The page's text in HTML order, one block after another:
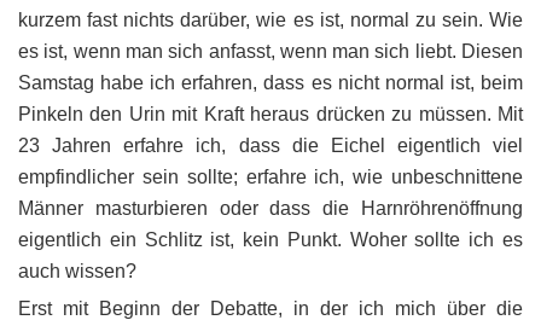
kurzem fast nichts darüber, wie es ist, normal zu sein. Wie
es ist, wenn man sich anfasst, wenn man sich liebt. Diesen
Samstag habe ich erfahren, dass es nicht normal ist, beim
Pinkeln den Urin mit Kraft heraus drücken zu müssen. Mit
23 Jahren erfahre ich, dass die Eichel eigentlich viel
empfindlicher sein sollte; erfahre ich, wie unbeschnittene
Männer masturbieren oder dass die Harnröhrenöffnung
eigentlich ein Schlitz ist, kein Punkt. Woher sollte ich es
auch wissen?
Erst mit Beginn der Debatte, in der ich mich über die